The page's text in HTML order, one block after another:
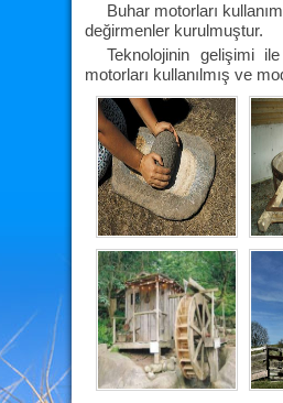
Buhar motorları
değirmenler kurulmuştur.
Teknolojinin gelişimi
motorları kullanılmış ve